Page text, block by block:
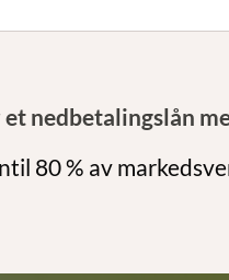
nedbetalingslån
80 % av